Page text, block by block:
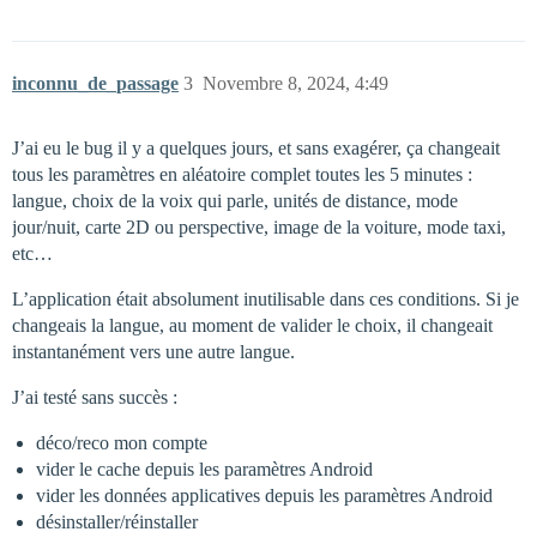
inconnu_de_passage Novembre 8, 2024, 4:49
3
J’ai eu le bug il y a quelques jours, et sans exagérer, ça changeait
tous les paramètres en aléatoire complet toutes les 5 minutes :
langue, choix de la voix qui parle, unités de distance, mode
jour/nuit, carte 2D ou perspective, image de la voiture, mode taxi,
etc…
L’application était absolument inutilisable dans ces conditions. Si je
changeais la langue, au moment de valider le choix, il changeait
instantanément vers une autre langue.
J’ai testé sans succès :
déco/reco mon compte
vider le cache depuis les paramètres Android
vider les données applicatives depuis les paramètres Android
désinstaller/réinstaller